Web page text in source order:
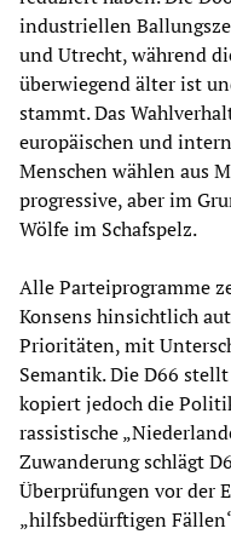
industriellen
und Utrecht, während
überwiegend älter ist
stammt. Das
europäischen und
Menschen wählen aus
progressive, aber im
Wölfe im Schafspelz.
Alle Parteiprogramme
Konsens hinsichtlich
Prioritäten, mit
Semantik. Die D66
kopiert jedoch die
rassistische
Zuwanderung schlägt
Überprüfungen vor der
„hilfsbedürftigen